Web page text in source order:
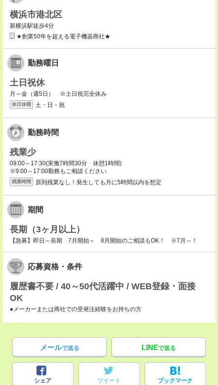
横浜市港北区
新横浜駅徒歩4分
★創業50年を超える電子機器商社★
勤務曜日
土日祝休
月～金（週5日） ※土日祝完全休み
休日休暇 土・日・祝
勤務時間
残業少
09:00～17:30(実働7時間30分 休憩1時間)
※9:00～17:00勤務もご相談ください
残業時間 原則残業なし！発生しても月に5時間以内を想定
期間
長期（3ヶ月以上）
【急募】即日～長期 7月開始～ 8月開始のご相談もOK！ ※7月～！
応募資格・条件
履歴書不要 / 40～50代活躍中 / WEB登録・面接
OK
●メーカーまたは商社での受発注経験をお持ちの方
メールで送る LINEで送る
シェア ツイート ブックマーク